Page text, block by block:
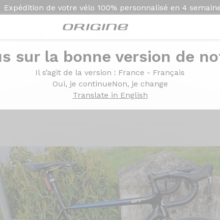
Expédition de votre vélo 100% personnalisé en 4
sur la bonne version de
Il s’agit de la version : France - Français
Oui, je continueNon, je change
Translate in English
di2 - Roues Prymahl C50 pro
- Dura ace di2 - Roues